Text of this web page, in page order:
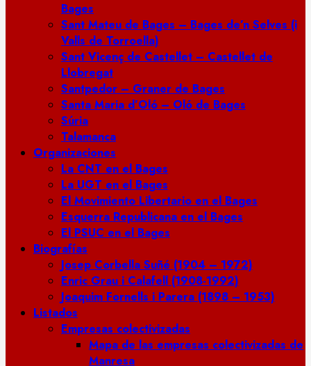
Bages
Sant Mateu de Bages – Bages de’n Selves (i
Valls de Torroella)
Sant Vicenç de Castellet – Castellet de
Llobregat
Santpedor – Graner de Bages
Santa Maria d’Oló – Oló de Bages
Súria
Talamanca
Organizaciones
La CNT en el Bages
La UGT en el Bages
El Movimiento Libertario en el Bages
Esquerra Republicana en el Bages
El PSUC en el Bages
Biografías
Josep Corbella Suñé (1904 – 1972)
Enric Grau i Calafell (1908-1992)
Joaquim Fornells i Parera (1898 – 1953)
Listados
Empresas colectivizadas
Mapa de las empresas colectivizadas de
Manresa